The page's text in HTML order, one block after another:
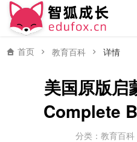
首页 教育百科 详情
美国原版启
Complete
分类： 教育百科